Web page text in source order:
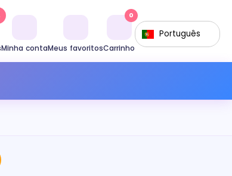
Minha contaMeus favoritosCarrinho
0
Português